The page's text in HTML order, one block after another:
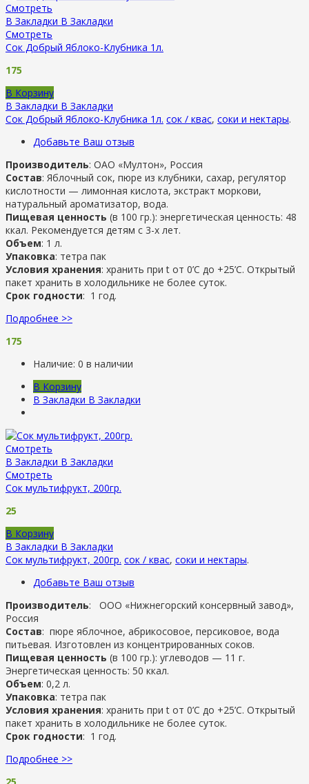
Смотреть
В Закладки В Закладки
Смотреть
Сок Добрый Яблоко-Клубника 1л.
175
В Корзину
В Закладки В Закладки
Сок Добрый Яблоко-Клубника 1л. сок / квас, соки и нектары.
Добавьте Ваш отзыв
Производитель: ОАО «Мултон», Россия
Состав: Яблочный сок, пюре из клубники, сахар, регулятор
кислотности — лимонная кислота, экстракт моркови,
натуральный ароматизатор, вода.
Пищевая ценность (в 100 гр.): энергетическая ценность: 48
ккал. Рекомендуется детям с 3-х лет.
Объем: 1 л.
Упаковка: тетра пак
Условия хранения: хранить при t от 0’C до +25’C. Открытый
пакет хранить в холодильнике не более суток.
Срок годности: 1 год.
Подробнее >>
175
Наличие: 0 в наличии
В Корзину
В Закладки В Закладки
Смотреть
В Закладки В Закладки
Смотреть
Сок мультифрукт, 200гр.
25
В Корзину
В Закладки В Закладки
Сок мультифрукт, 200гр. сок / квас, соки и нектары.
Добавьте Ваш отзыв
Производитель: ООО «Нижнегорский консервный завод»,
Россия
Состав: пюре яблочное, абрикосовое, персиковое, вода
питьевая. Изготовлен из концентрированных соков.
Пищевая ценность (в 100 гр.): углеводов — 11 г.
Энергетическая ценность: 50 ккал.
Объем: 0,2 л.
Упаковка: тетра пак
Условия хранения: хранить при t от 0’C до +25’C. Открытый
пакет хранить в холодильнике не более суток.
Срок годности: 1 год.
Подробнее >>